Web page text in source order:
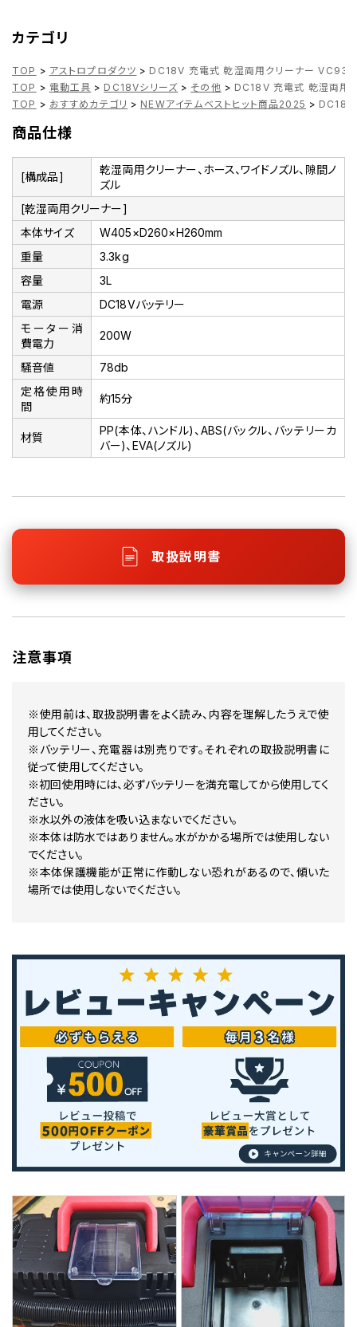
カテゴリ
TOP > アストロプロダクツ > DC18V 充電式 乾湿両用クリーナー VC936
TOP > 電動工具 > DC18Vシリーズ > その他 > DC18V 充電式 乾湿両用
TOP > おすすめカテゴリ > NEWアイテムベストヒット商品2025 > DC18V
商品仕様
[構成品]
乾湿両用クリーナー、ホース、ワイドノズル、隙間ノ
ズル
[乾湿両用クリーナー]
本体サイズ
W405×D260×H260mm
重量
3.3kg
容量
3L
電源
DC18Vバッテリー
モーター消
費電力
200W
騒音値
78db
定格使用時
間
約15分
材質
PP(本体、ハンドル)、ABS(バックル、バッテリーカ
バー)、EVA(ノズル)
取扱説明書
注意事項
※使用前は、取扱説明書をよく読み、内容を理解したうえで使
用してください。
※バッテリー、充電器は別売りです。それぞれの取扱説明書に
従って使用してください。
※初回使用時には、必ずバッテリーを満充電してから使用してく
ださい。
※水以外の液体を吸い込まないでください。
※本体は防水ではありません。水がかかる場所では使用しない
でください。
※本体保護機能が正常に作動しない恐れがあるので、傾いた
場所では使用しないでください。